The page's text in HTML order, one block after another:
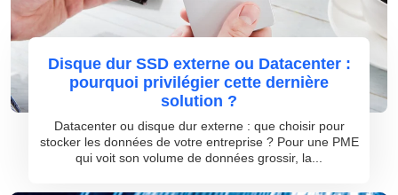
Disque dur SSD externe ou Datacenter :
pourquoi privilégier cette dernière
solution ?
Datacenter ou disque dur externe : que choisir pour
stocker les données de votre entreprise ? Pour une PME
qui voit son volume de données grossir, la...